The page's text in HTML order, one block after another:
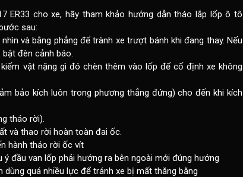
ER33 cho xe, hãy tham khảohướng dẫn tháo lắp lốp ô tô
sau:
và bằng phẳng để trành xe trượt bánh khi đang thay. Nếu
đèn cảnh báo.
vật nặng gì đó chèn thêm vào lốp để cố định xe không
bảo kích luôn trong phương thẳng đứng) cho đến khi kích
tháo rời).
và thao rời hoàn toàn đai ốc.
hành tháo rời ốc vít
đầu van lốp phải hướng ra bên ngoài mới đúng hướng
quá nhiều lực để tránh xe bị mất thăng bằng